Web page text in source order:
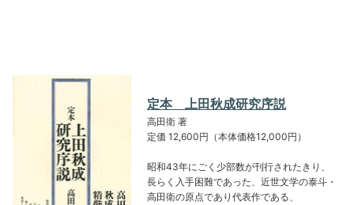
定本 上田秋成研究序説
高田衛 著
定価 12,600円（本体価格12,000円）
昭和43年にごく少部数が刊行されたきり、
長らく入手困難であった、近世文学の泰斗・
高田衛の原点であり代表作である、